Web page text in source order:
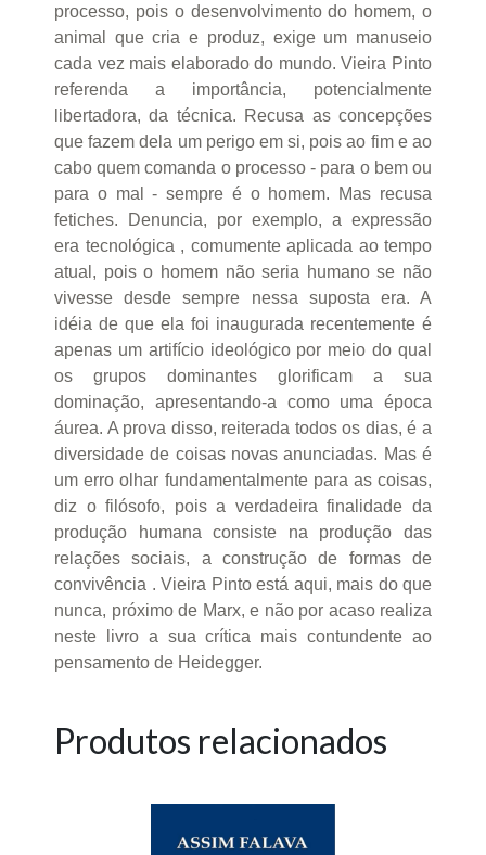
processo, pois o desenvolvimento do homem, o
animal que cria e produz, exige um manuseio
cada vez mais elaborado do mundo. Vieira Pinto
referenda a importância, potencialmente
libertadora, da técnica. Recusa as concepções
que fazem dela um perigo em si, pois ao fim e ao
cabo quem comanda o processo - para o bem ou
para o mal - sempre é o homem. Mas recusa
fetiches. Denuncia, por exemplo, a expressão
era tecnológica , comumente aplicada ao tempo
atual, pois o homem não seria humano se não
vivesse desde sempre nessa suposta era. A
idéia de que ela foi inaugurada recentemente é
apenas um artifício ideológico por meio do qual
os grupos dominantes glorificam a sua
dominação, apresentando-a como uma época
áurea. A prova disso, reiterada todos os dias, é a
diversidade de coisas novas anunciadas. Mas é
um erro olhar fundamentalmente para as coisas,
diz o filósofo, pois a verdadeira finalidade da
produção humana consiste na produção das
relações sociais, a construção de formas de
convivência . Vieira Pinto está aqui, mais do que
nunca, próximo de Marx, e não por acaso realiza
neste livro a sua crítica mais contundente ao
pensamento de Heidegger.
Produtos relacionados